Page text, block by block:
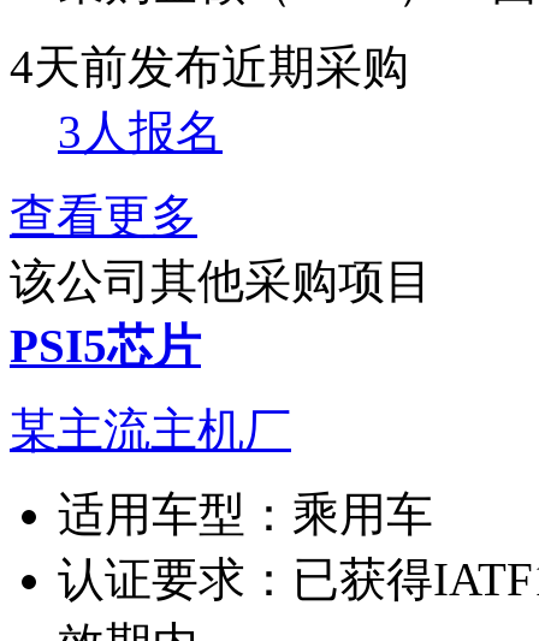
4天前发布近期采购
3人报名
查看更多
该公司其他采购项目
PSI5芯片
某主流主机厂
适用车型： 乘用车
认证要求： 已获得